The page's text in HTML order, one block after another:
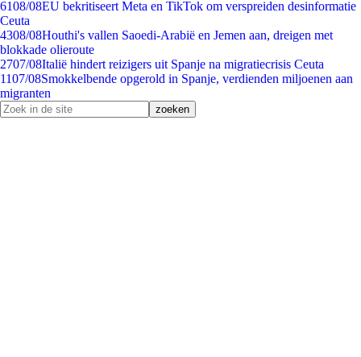
6108/08EU bekritiseert Meta en TikTok om verspreiden desinformatie
Ceuta
4308/08Houthi's vallen Saoedi-Arabië en Jemen aan, dreigen met
blokkade olieroute
2707/08Italië hindert reizigers uit Spanje na migratiecrisis Ceuta
1107/08Smokkelbende opgerold in Spanje, verdienden miljoenen aan
migranten